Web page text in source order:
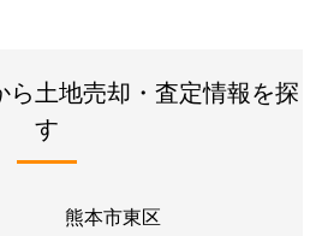
土地売却・査定情報を探
す
熊本市東区